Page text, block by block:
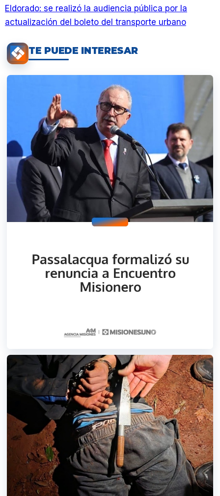
Eldorado: se realizó la audiencia pública por la
actualización del boleto del transporte urbano
TE PUEDE INTERESAR